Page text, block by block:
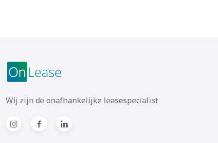
Wij zijn de onafhankelijke leasespecialist